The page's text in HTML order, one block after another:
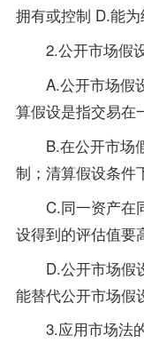
拥有或控制 D.能
2.公开市场假设
A.公开市场假设
算假设是指交易在
B.在公开市场假
制；清算假设条件
C.同一资产在
设得到的评估值要
D.公开市场假
能替代公开市场假
3.应用市场法的